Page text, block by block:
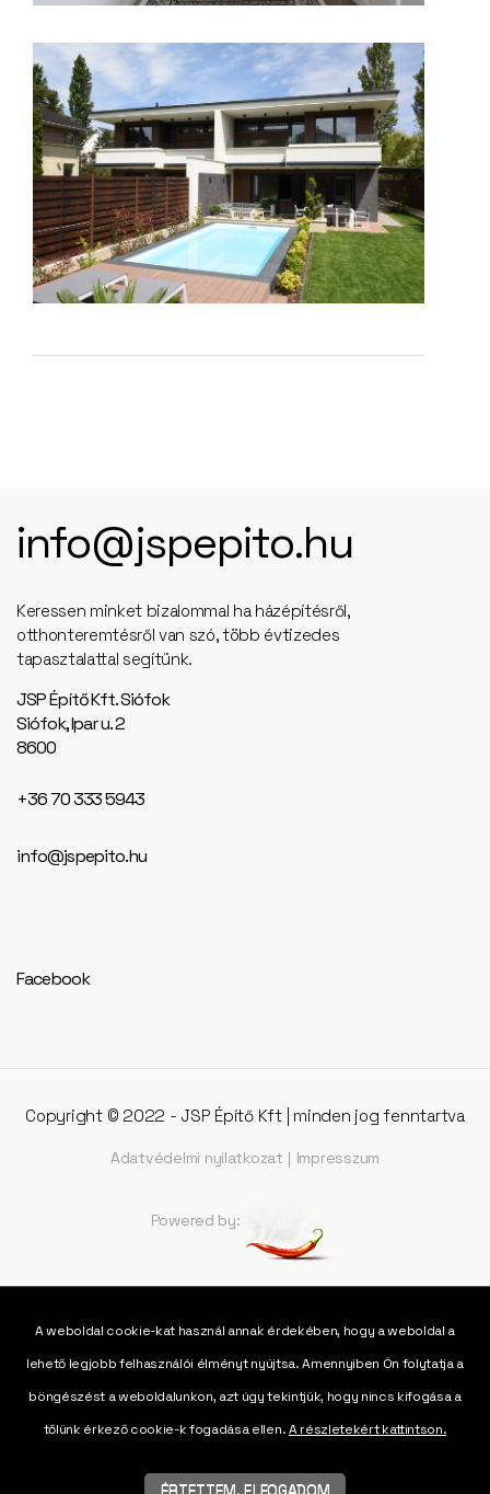
info@jspepito.hu
Keressen minket bizalommal ha házépítésről,
otthonteremtésről van szó, több évtizedes
tapasztalattal segítünk.
JSP Építő Kft. Siófok
Siófok, Ipar u. 2
8600
+36 70 333 5943
info@jspepito.hu
Facebook
Copyright © 2022 - JSP Építő Kft | minden jog fenntartva
Adatvédelmi nyilatkozat Impresszum
Powered by:
A weboldal cookie-kat használ annak érdekében, hogy a weboldal a
lehető legjobb felhasználói élményt nyújtsa. Amennyiben Ön folytatja a
böngészést a weboldalunkon, azt úgy tekintjük, hogy nincs kifogása a
tőlünk érkező cookie-k fogadása ellen.A részletekért kattintson.
ÉRTETTEM, ELFOGADOM